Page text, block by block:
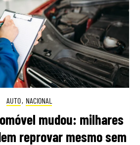
AUTO, NACIONAL
mudou: milhares
reprovar mesmo sem